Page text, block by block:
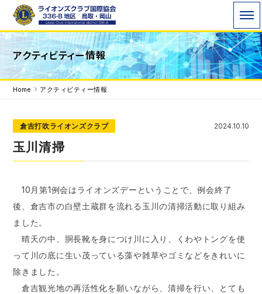
ライオンズクラブ国際協会336-B地区 WE
SERVE「われわれは奉仕する」を モットーに地域
で、世界で 奉仕活動を行っています。
アクティビティー情報
Home アクティビティー情報
2024.10.10
倉吉打吹ライオンズクラブ
玉川清掃
10月第1例会はライオンズデーということで、例会終了
後、倉吉市の白壁土蔵群を流れる玉川の清掃活動に取り組み
ました。
晴天の中、胴長靴を身につけ川に入り、くわやトングを使
って川の底に生い茂っている藻や雑草やゴミなどをきれいに
除きました。
倉吉観光地の再活性化を願いながら、清掃を行い、とても